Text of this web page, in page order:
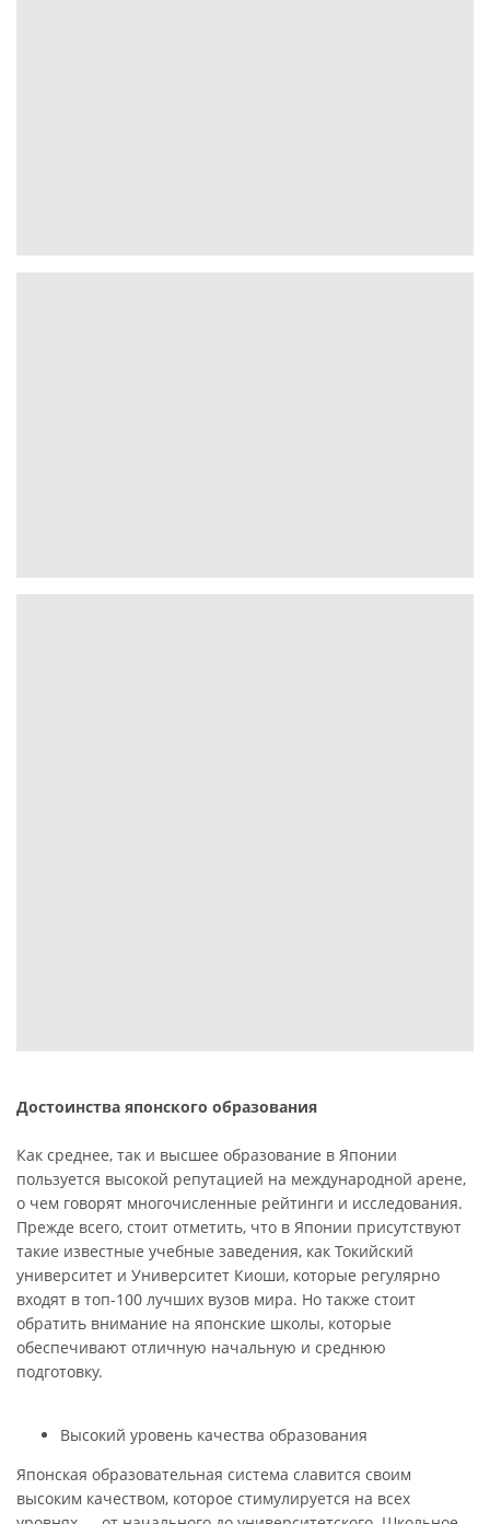
Достоинства японского образования
Как среднее, так и высшее образование в Японии
пользуется высокой репутацией на международной арене,
о чем говорят многочисленные рейтинги и исследования.
Прежде всего, стоит отметить, что в Японии присутствуют
такие известные учебные заведения, как Токийский
университет и Университет Киоши, которые регулярно
входят в топ-100 лучших вузов мира. Но также стоит
обратить внимание на японские школы, которые
обеспечивают отличную начальную и среднюю
подготовку.
Высокий уровень качества образования
Японская образовательная система славится своим
высоким качеством, которое стимулируется на всех